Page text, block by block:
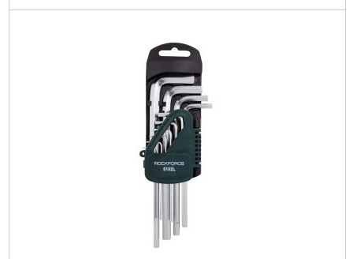
Код товара: 28.95.67
Подробнее...